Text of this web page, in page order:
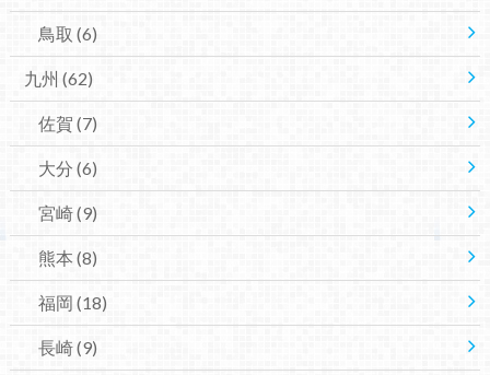
鳥取 (6)
九州 (62)
佐賀 (7)
大分 (6)
宮崎(9)
熊本(8)
福岡 (18)
長崎(9)